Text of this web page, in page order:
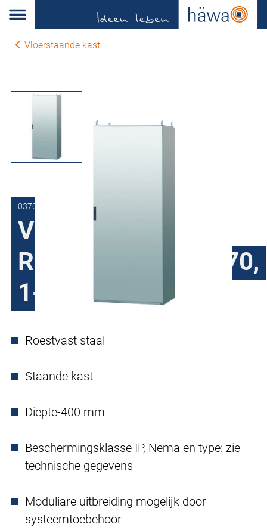
Vloerstaande kast
0370-6010-40-00
Vloerstaande kast
Roestvaststaal H370,
1-deurs
Roestvast staal
Staande kast
Diepte-400 mm
Beschermingsklasse IP, Nema en type: zie
technische gegevens
Moduliare uitbreiding mogelijk door
systeemtoebehoor